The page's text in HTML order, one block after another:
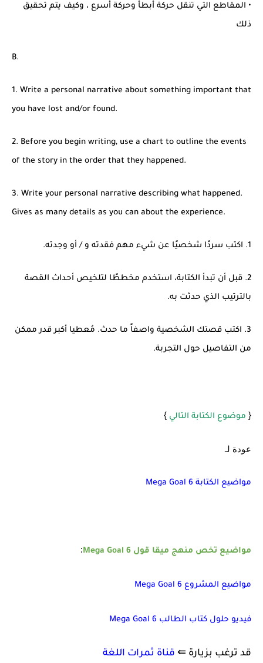
• المقاطع التي تنقل حركة أبطأ وحركة أسرع ، وكيف يتم تحقيق
ذلك
B.
1. Write a personal narrative about something important that
you have lost and/or found.
2. Before you begin writing, use a chart to outline the events
of the story in the order that they happened.
3. Write your personal narrative describing what happened.
Gives as many details as you can about the experience.
1. اكتب سردًا شخصيًا عن شيء مهم فقدته و / أو وجدته.
2. قبل أن تبدأ الكتابة، استخدم مخططًا لتلخيص أحداث القصة
بالترتيب الذي حدثت به.
3. اكتب قصتك الشخصية واصفاً ما حدث. مُعطيا أكبر قدر ممكن
من التفاصيل حول التجربة.
{ موضوع الكتابة التالي }
عودة لـ
مواضيع الكتابة Mega Goal 6
مواضيع تخص منهج ميقا قول 6 Mega Goal :
مواضيع المشروع Mega Goal 6
فيديو حلول كتاب الطالب Mega Goal 6
قد ترغب بزيارة ⇚ قناة ثمرات اللغة